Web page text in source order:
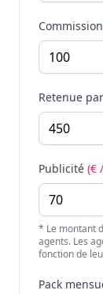
Commission
Retenue
Publicité (€
* Le montant
agents. Les
fonction de
Pack